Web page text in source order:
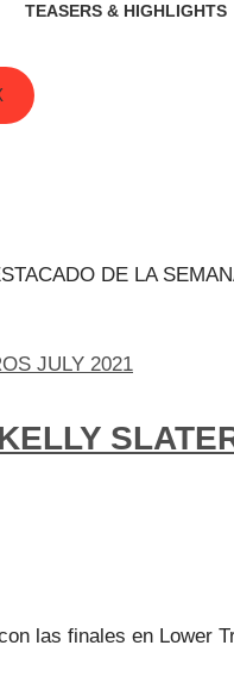
TEASERS & HIGHLIGHTS
DE LA
las finales en Lower